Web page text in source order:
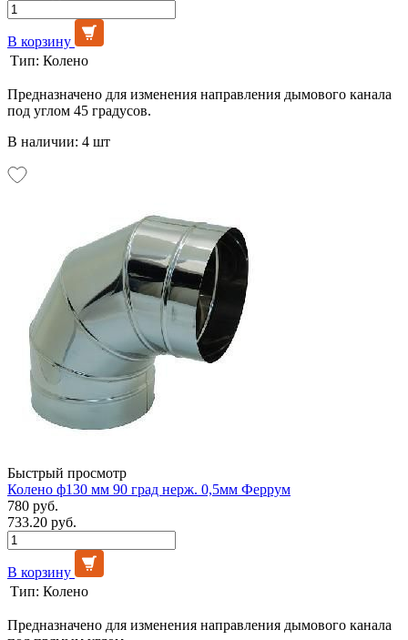
В корзину
Тип: Колено
Предназначено для изменения направления дымового канала
под углом 45 градусов.
В наличии: 4 шт
Быстрый просмотр
Колено ф130 мм 90 град нерж. 0,5мм Феррум
780 руб.
733.20 руб.
В корзину
Тип: Колено
Предназначено для изменения направления дымового канала